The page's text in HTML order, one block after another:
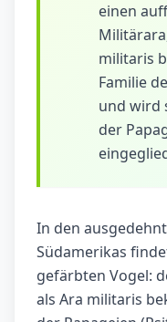
einen
militaris
Familie
und wird
der
In den
Südamerikas
gefärbten Vogel:
als Ara militaris